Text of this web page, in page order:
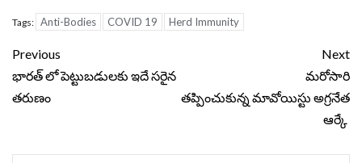
Tags: Anti-Bodies COVID 19 Herd Immunity
Continue
Reading
Previous
భారత్ లో పెట్టుబడులకు ఇదే సరైన
తరుణం
Next
మరోసారి
తప్పించుకున్న మావోయిస్టు అగ్రనేత
ఆర్కే